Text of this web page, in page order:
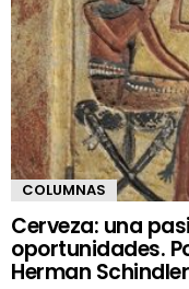
COLUMNAS
Cerveza: una
oportunidades.
Herman